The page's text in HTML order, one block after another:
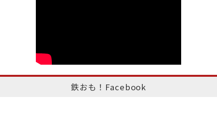
鉄おも！Facebook